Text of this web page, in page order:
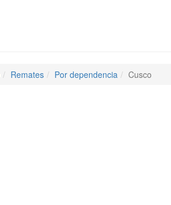
Remates Por dependencia Cusco